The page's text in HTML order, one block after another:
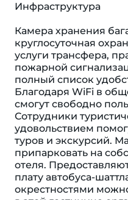
Инфраструктура
Камера хранения
круглосуточная
услуги трансфера,
пожарной
полный список
Благодаря WiFi в
смогут свободно
Сотрудники
удовольствием
туров и экскурсий.
припарковать на
отеля.
плату автобуса-
окрестностями